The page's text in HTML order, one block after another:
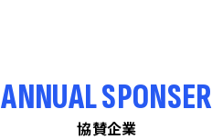
ANNUAL SPONSER
協賛企業